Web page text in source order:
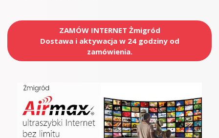
ZAMÓW INTERNET Żmigród
Dostawa i aktywacja w 24 godziny od
zamówienia.